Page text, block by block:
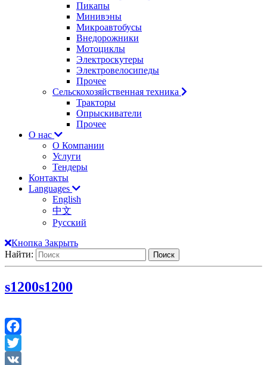
Пикапы
Минивэны
Микроавтобусы
Внедорожники
Мотоциклы
Электроскутеры
Электровелосипеды
Прочее
Сельскохозяйственная техника
Тракторы
Опрыскиватели
Прочее
О нас
О Компании
Услуги
Тендеры
Контакты
Languages
English
中文
Русский
Кнопка Закрыть
Найти:
s1200s1200
Facebook
Twitter